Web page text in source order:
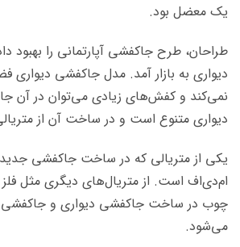
یک معضل بود.
طراحان، طرح جاکفشی آپارتمانی را بهبود
دیواری به بازار آمد. مدل جاکفشی دیواری
نمی‌کند و کفش‌های زیادی می‌توان در آن
دیواری متنوع است و در ساخت آن از
یکی از متریالی که در ساخت جاکفشی
ام‌دی‌اف است. از متریال‌های دیگری مثل
چوب در ساخت جاکفشی دیواری و جاکفشی
می‌شود.